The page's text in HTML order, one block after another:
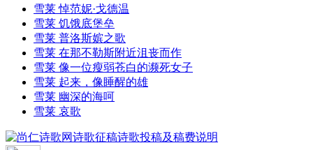
雪莱 悼范妮·戈德温
雪莱 饥饿底堡垒
雪莱 普洛斯嫔之歌
雪莱 在那不勒斯附近沮丧而作
雪莱 像一位瘦弱苍白的濒死女子
雪莱 起来，像睡醒的雄
雪莱 幽深的海呵
雪莱 哀歌